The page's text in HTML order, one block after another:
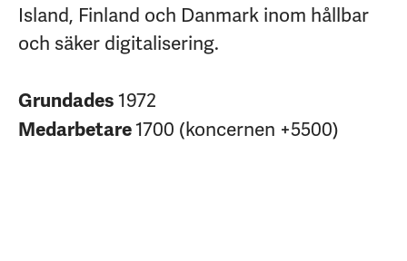
Island, Finland och Danmark inom hållbar
och säker digitalisering.
Grundades1972
Medarbetare1700 (koncernen +5500)